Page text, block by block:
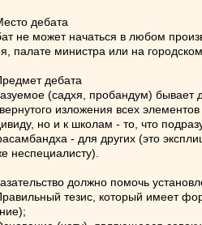
дебата
не может начаться в любом
палате министра или на
дебата
(садхя, пробандум)
изложения всех
но и к школам - то, что
- для других (это
неспециалисту).
должно помочь
тезис, который имеет